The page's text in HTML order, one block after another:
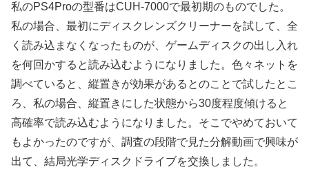
私のPS4Proの型番はCUH-7000で最初期のものでした。
私の場合、最初にディスクレンズクリーナーを試して、全
く読み込まなくなったものが、ゲームディスクの出し入れ
を何回かすると読み込むようになりました。色々ネットを
調べていると、縦置きが効果があるとのことで試したとこ
ろ、私の場合、縦置きにした状態から30度程度傾けると
高確率で読み込むようになりました。そこでやめておいて
もよかったのですが、調査の段階で見た分解動画で興味が
出て、結局光学ディスクドライブを交換しました。